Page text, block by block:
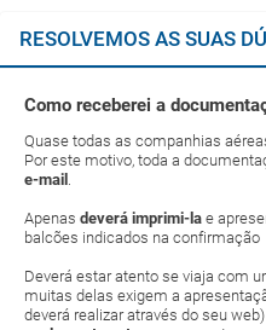
RESOLVEMOS AS SUAS
Como receberei a
Quase todas as companhias
Por este motivo, toda a
e-mail .
Apenas deverá imprimi-la e
balcões indicados na confirmação
Deverá estar atento se viaja com
muitas delas exigem a
deverá realizar através do seu